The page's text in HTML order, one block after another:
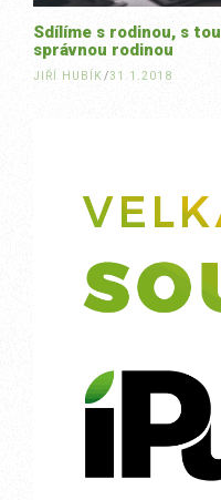
Sdílíme s rodinou, s tou
správnou rodinou
JIŘÍ HUBÍK/31.1.2018